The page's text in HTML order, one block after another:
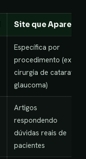
Site que Aparece
Específica por
procedimento (ex:
cirurgia de catarata,
glaucoma)
Artigos
respondendo
dúvidas reais de
pacientes